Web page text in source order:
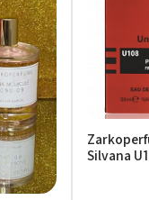
Silvana